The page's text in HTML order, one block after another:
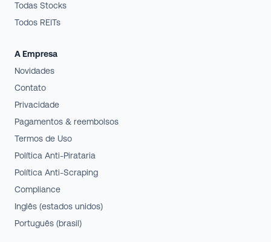
Todas Stocks
Todos REITs
A Empresa
Novidades
Contato
Privacidade
Pagamentos & reembolsos
Termos de Uso
Política Anti-Pirataria
Política Anti-Scraping
Compliance
Inglês (estados unidos)
Português (brasil)